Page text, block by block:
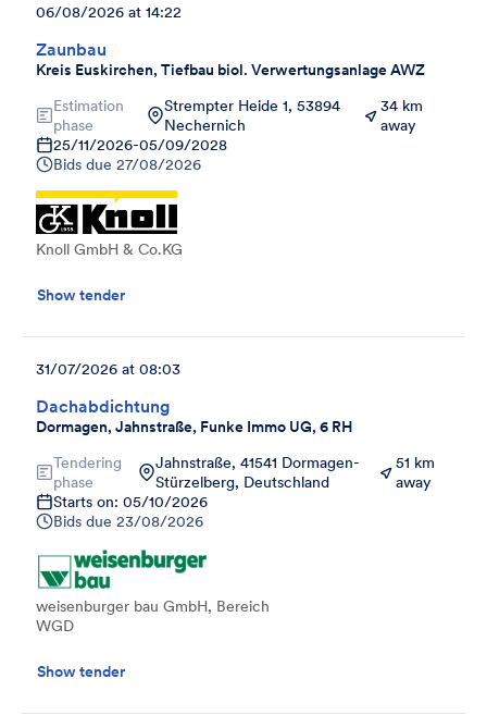
Zaunbau
Kreis Euskirchen, Tiefbau biol. Verwertungsanlage AWZ
06/08/2026 at 14:22
Estimation
phase
Strempter Heide 1, 53894
Nechernich
34 km
away
25/11/2026-05/09/2028
Bids due 27/08/2026
Knoll GmbH & Co.KG
Show tender
Dachabdichtung
Dormagen, Jahnstraße, Funke Immo UG, 6 RH
31/07/2026 at 08:03
Tendering
phase
Jahnstraße, 41541 Dormagen-
Stürzelberg, Deutschland
51 km
away
Starts on: 05/10/2026
Bids due 23/08/2026
weisenburger bau GmbH, Bereich
WGD
Show tender